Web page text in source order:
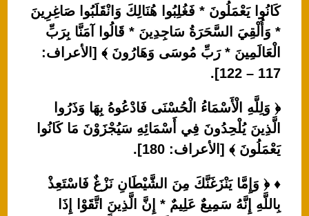
كَانُوا يَعْمَلُونَ * فَغُلِبُوا هُنَالِكَ وَانْقَلَبُوا صَاغِرِينَ
* وَأُلْقِيَ السَّحَرَةُ سَاجِدِينَ * قَالُوا آمَنَّا بِرَبِّ
الْعَالَمِينَ * رَبِّ مُوسَى وَهَارُونَ ﴾ [الأعراف:
117 – 122].
﴿ وَلِلَّهِ الْأَسْمَاءُ الْحُسْنَى فَادْعُوهُ بِهَا وَذَرُوا
الَّذِينَ يُلْحِدُونَ فِي أَسْمَائِهِ سَيُجْزَوْنَ مَا كَانُوا
يَعْمَلُونَ ﴾ [الأعراف: 180].
♦ ﴿ وَإِمَّا يَنْزَغَنَّكَ مِنَ الشَّيْطَانِ نَزْغٌ فَاسْتَعِذْ
بِاللَّهِ إِنَّهُ سَمِيعٌ عَلِيمٌ * إِنَّ الَّذِينَ اتَّقَوْا إِذَا